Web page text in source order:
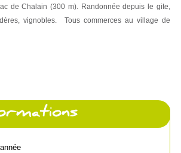
de Chalain (300 m). Randonnée depuis le gite,
vignobles. Tous commerces au village de